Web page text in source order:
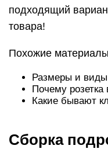
подходящий
товара!
Похожие
Размеры и виды
Почему розетка
Какие бывают
Сборка